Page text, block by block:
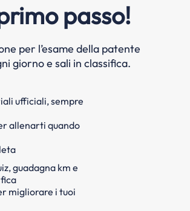
passo!
per l’esame della patente
giorno e sali in classifica.
ufficiali, sempre
allenarti quando
guadagna km e
migliorare i tuoi